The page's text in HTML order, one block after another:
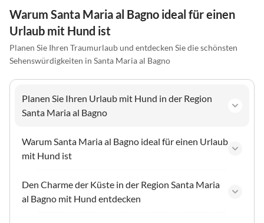
Warum Santa Maria al Bagno ideal für einen
Urlaub mit Hund ist
Planen Sie Ihren Traumurlaub und entdecken Sie die schönsten
Sehenswürdigkeiten in Santa Maria al Bagno
Planen Sie Ihren Urlaub mit Hund in der Region
Santa Maria al Bagno
Warum Santa Maria al Bagno ideal für einen Urlaub
mit Hund ist
Den Charme der Küste in der Region Santa Maria
al Bagno mit Hund entdecken